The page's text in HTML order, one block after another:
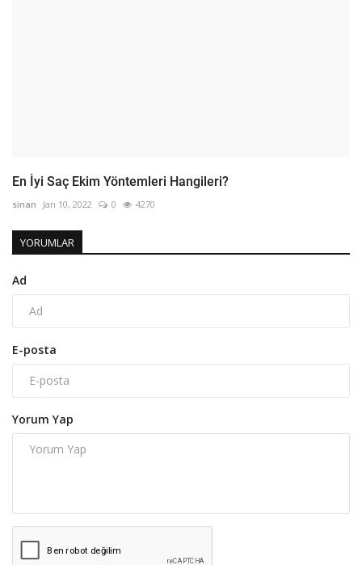
En İyi Saç Ekim Yöntemleri Hangileri?
sinan Jan 10, 2022 0 4270
YORUMLAR
Ad
E-posta
Yorum Yap